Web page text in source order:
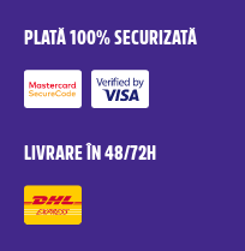
PLATĂ 100% SECURIZATĂ
LIVRARE ÎN 48/72H